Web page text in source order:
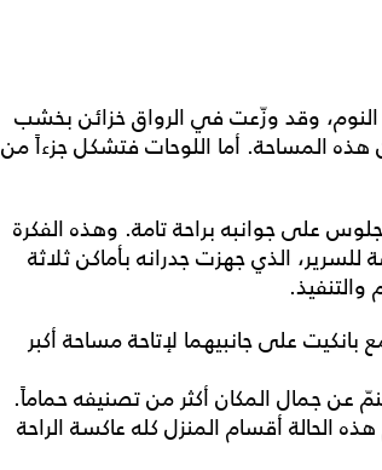
وقد وزّعت في الرواق خزائن بخشب
المساحة. أما اللوحات فتشكل جزءاً من
على جوانبه براحة تامة. وهذه الفكرة
الذي جهزت جدرانه بأماكن ثلاثة
على جانبيهما لإتاحة مساحة أكبر
جمال المكان أكثر من تصنيفه حماماً.
الحالة أقسام المنزل كله عاكسة الراحة